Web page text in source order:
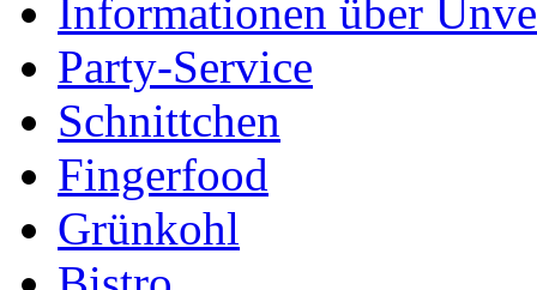
Informationen über
Party-Service
Schnittchen
Fingerfood
Grünkohl